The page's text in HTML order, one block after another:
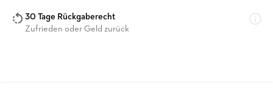
30 Tage Rückgaberecht
Zufrieden oder Geld zurück